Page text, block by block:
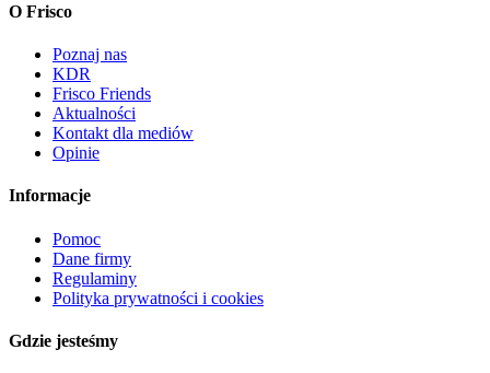
O Frisco
Poznaj nas
KDR
Frisco Friends
Aktualności
Kontakt dla mediów
Opinie
Informacje
Pomoc
Dane firmy
Regulaminy
Polityka prywatności i cookies
Gdzie jesteśmy